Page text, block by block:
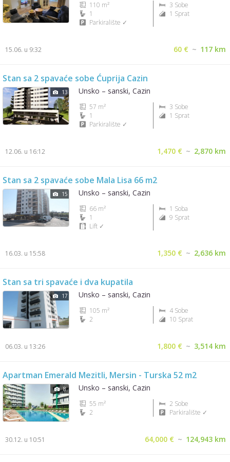
110 m²
3 Sobe
1
1 Sprat
Parkiralište ✓
60 € ~ 117 km
15.06. u 9:32
Stan sa 2 spavaće sobe Ćuprija Cazin
13 Unsko – sanski, Cazin
57 m²
3 Sobe
1
1 Sprat
Parkiralište ✓
1,470 € ~ 2,870 km
12.06. u 16:12
Stan sa 2 spavaće sobe Mala Lisa 66 m2
15 Unsko – sanski, Cazin
66 m²
1 Soba
1
9 Sprat
Lift ✓
1,350 € ~ 2,636 km
16.03. u 15:58
Stan sa tri spavaće i dva kupatila
17 Unsko – sanski, Cazin
105 m²
4 Sobe
2
10 Sprat
1,800 € ~ 3,514 km
06.03. u 13:26
Apartman Emerald Mezitli, Mersin - Turska 52 m2
8 Unsko – sanski, Cazin
55 m²
2 Sobe
2
Parkiralište ✓
64,000 € ~ 124,943 km
30.12. u 10:51